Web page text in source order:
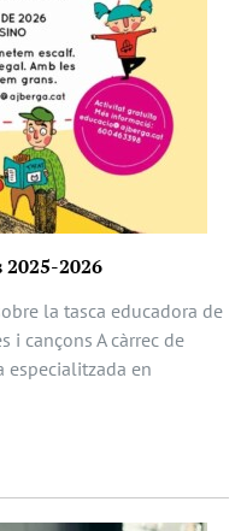
2025-2026
la tasca educadora de
i cançons A càrrec de
especialitzada en